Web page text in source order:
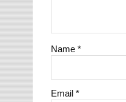
Name*
Email*